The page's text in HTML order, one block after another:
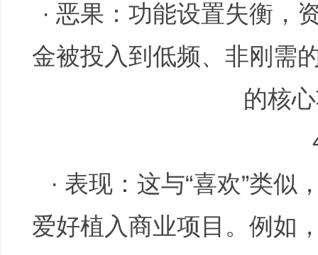
· 恶果：功能设置失衡，
金被投入到低频、非刚需
的核
· 表现：这与“喜欢”类似
爱好植入商业项目。例如